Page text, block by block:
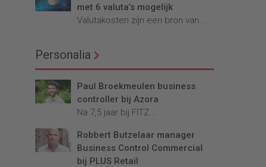
met 6 valuta’s mogelijk
Valutakosten zijn een bron van...
Personalia
Paul Broekmeulen business
controller bij Azora
Na 7,5 jaar bij FITZ...
Robbert Butzelaar manager
Business Control Commercial
bij PLUS Retail